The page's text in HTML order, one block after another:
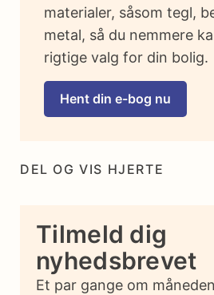
DEL OG VIS HJERTE
Tilmeld dig
nyhedsbrevet
Et par gange om
materialer, såsom tegl,
metal, så du nemmere
rigtige valg for din bolig.
Hent din e-bog nu